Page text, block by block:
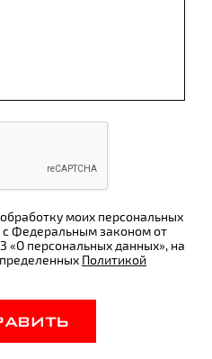
моих персональных
с Федеральным законом от
«О персональных данных», на
Политикой